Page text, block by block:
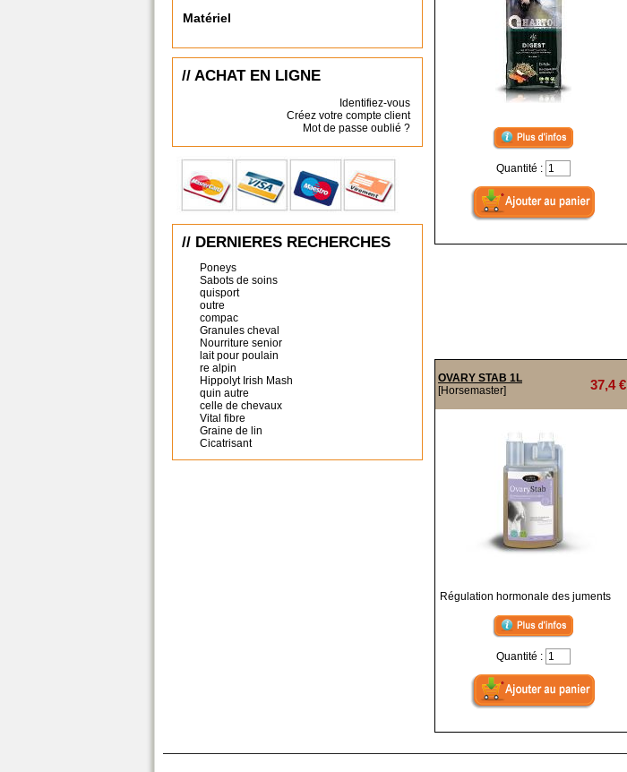
Matériel
// ACHAT EN LIGNE
Identifiez-vous
Créez votre compte client
Mot de passe oublié ?
// DERNIERES RECHERCHES
Poneys
Sabots de soins
quisport
outre
compac
Granules cheval
Nourriture senior
lait pour poulain
re alpin
Hippolyt Irish Mash
quin autre
celle de chevaux
Vital fibre
Graine de lin
Cicatrisant
Quantité :
OVARY STAB 1L
[Horsemaster]
37,4 €
Régulation hormonale des juments
Quantité :